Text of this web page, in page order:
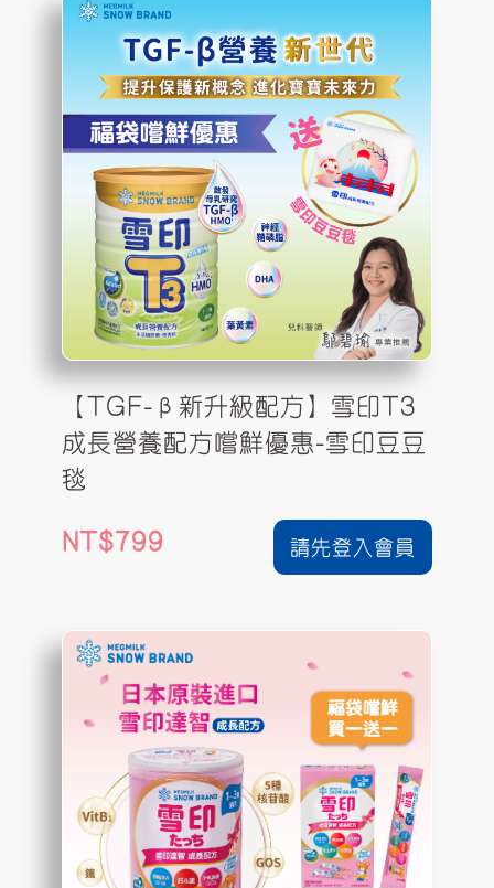
【TGF-β新升級配方】雪印T3
成長營養配方嚐鮮優惠-雪印豆豆
毯
799 請先登入會員